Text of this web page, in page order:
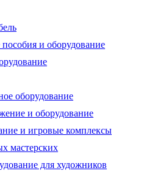
и оборудование
оборудование
и оборудование
и игровые комплексы
мастерских
для художников